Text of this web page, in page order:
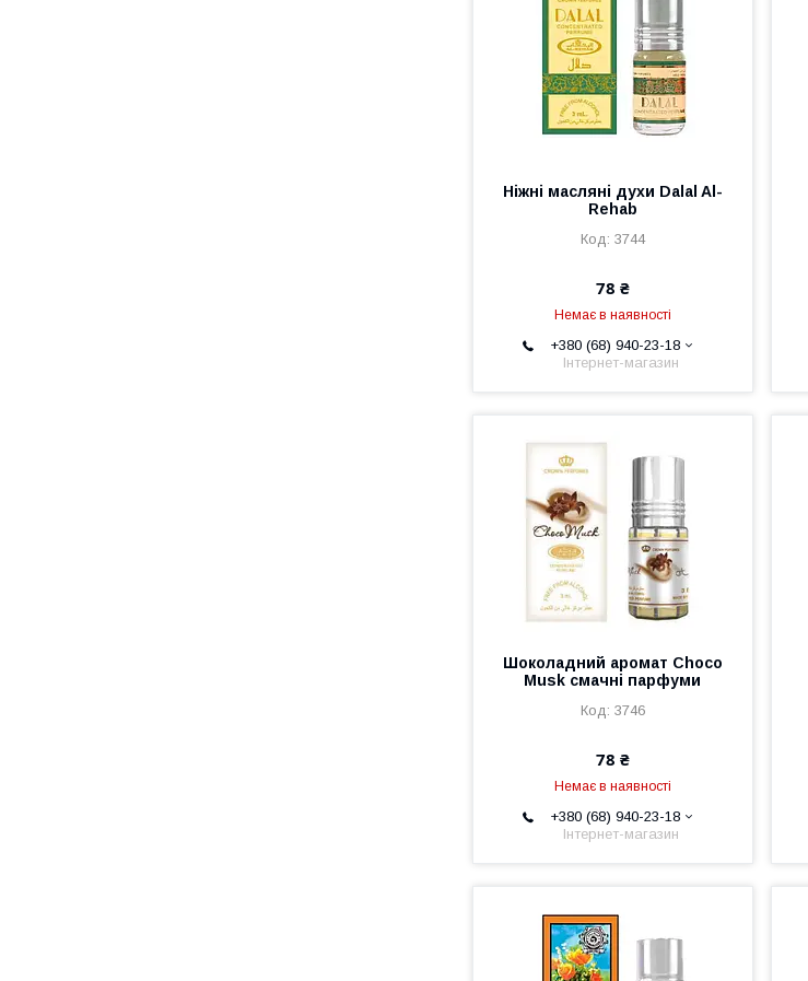
Ніжні масляні духи Dalal Al-
Rehab
3744
78 ₴
Немає в наявності
+380 (68) 940-23-18
Інтернет-магазин
Шоколадний аромат Choco
Musk смачні парфуми
3746
78 ₴
Немає в наявності
+380 (68) 940-23-18
Інтернет-магазин